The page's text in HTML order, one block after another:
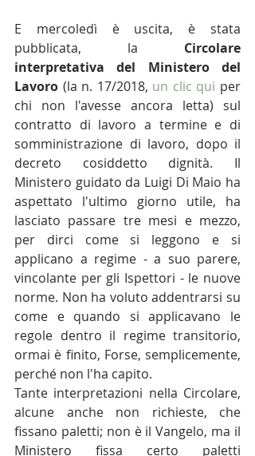
E mercoledì è uscita, è stata
pubblicata, la Circolare
interpretativa del Ministero del
Lavoro (la n. 17/2018, un clic qui per
chi non l'avesse ancora letta) sul
contratto di lavoro a termine e di
somministrazione di lavoro, dopo il
decreto cosiddetto dignità. Il
Ministero guidato da Luigi Di Maio ha
aspettato l'ultimo giorno utile, ha
lasciato passare tre mesi e mezzo,
per dirci come si leggono e si
applicano a regime - a suo parere,
vincolante per gli Ispettori - le nuove
norme. Non ha voluto addentrarsi su
come e quando si applicavano le
regole dentro il regime transitorio,
ormai è finito, Forse, semplicemente,
perché non l'ha capito.
Tante interpretazioni nella Circolare,
alcune anche non richieste, che
fissano paletti; non è il Vangelo, ma il
Ministero fissa certo paletti